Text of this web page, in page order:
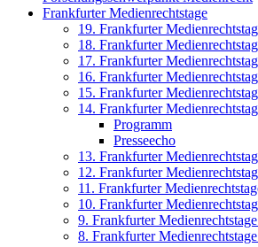
Frankfurter Medienrechtstage
19. Frankfurter
18. Frankfurter
17. Frankfurter
16. Frankfurter
15. Frankfurter
14. Frankfurter
Programm
Presseecho
13. Frankfurter
12. Frankfurter
11. Frankfurter
10. Frankfurter
9. Frankfurter
8. Frankfurter